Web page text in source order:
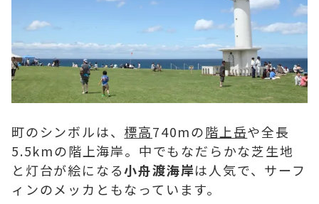
町のシンボルは、 標高740mの階上岳や全長
5.5kmの階上海岸。中でもなだらかな芝生地
と灯台が絵になる小舟渡海岸は人気で、サーフ
ィンのメッカともなっています。